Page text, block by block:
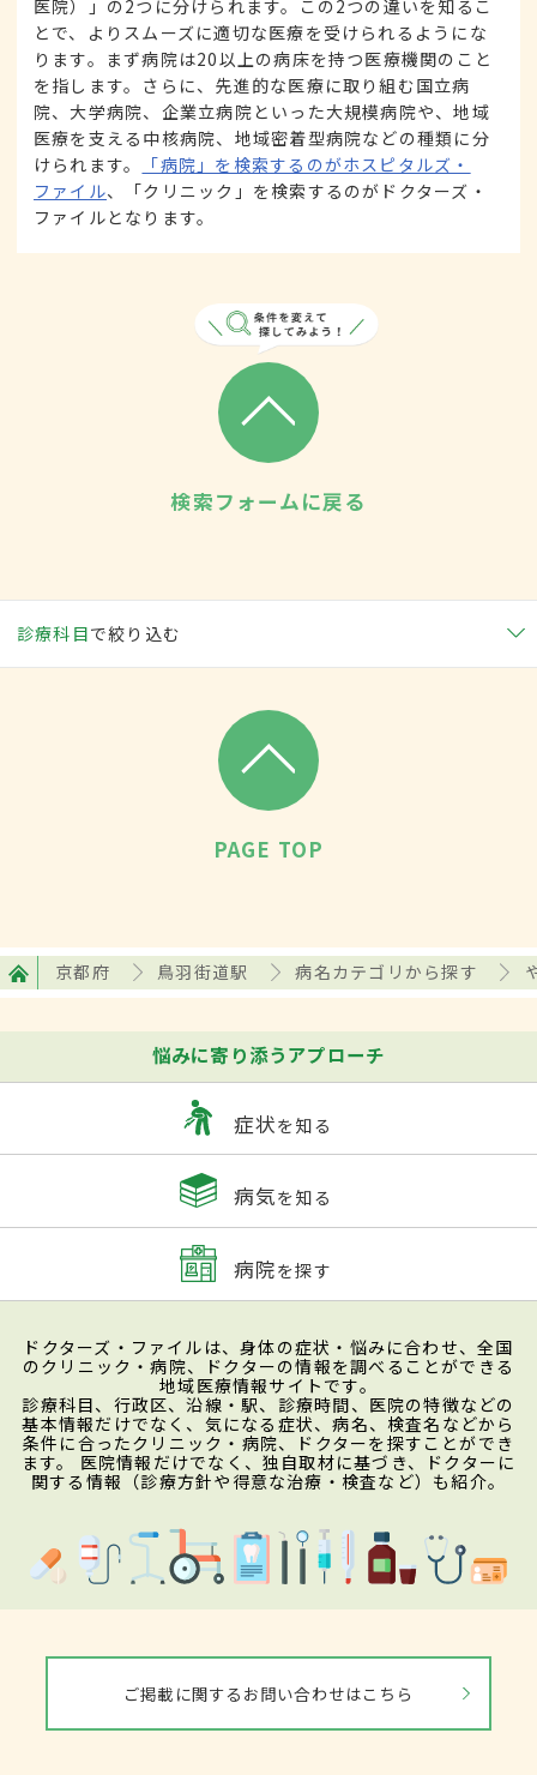
医院）」の2つに分けられます。この2つの違いを知るこ
とで、よりスムーズに適切な医療を受けられるようにな
ります。まず病院は20以上の病床を持つ医療機関のこと
を指します。さらに、先進的な医療に取り組む国立病
院、大学病院、企業立病院といった大規模病院や、地域
医療を支える中核病院、地域密着型病院などの種類に分
けられます。
「病院」を検索するのがホスピタルズ・
ファイル、「クリニック」を検索するのがドクターズ・
ファイルとなります。
検索フォームに戻る
診療科目で絞り込む
PAGE TOP
京都府 鳥羽街道駅 病名カテゴリから探す
悩みに寄り添うアプローチ
症状を知る
病気を知る
病院を探す
ドクターズ・ファイルは、身体の症状・悩みに合わせ、全国
のクリニック・病院、ドクターの情報を調べることができる
地域医療情報サイトです。
診療科目、行政区、沿線・駅、診療時間、医院の特徴などの
基本情報だけでなく、気になる症状、病名、検査名などから
条件に合ったクリニック・病院、ドクターを探すことができ
ます。 医院情報だけでなく、独自取材に基づき、ドクターに
関する情報（診療方針や得意な治療・検査など）も紹介。
ご掲載に関するお問い合わせはこちら